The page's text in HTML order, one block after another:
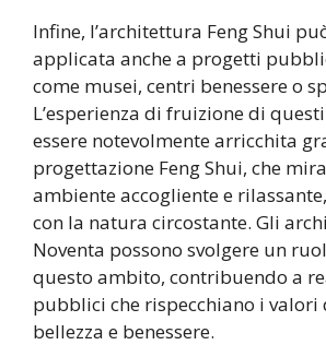
Infine, l’architettura Feng Shui
applicata anche a progetti
come musei, centri benessere o
L’esperienza di fruizione di
essere notevolmente arricchita
progettazione Feng Shui, che
ambiente accogliente e
con la natura circostante. Gli
Noventa possono svolgere un
questo ambito, contribuendo a
pubblici che rispecchiano i
bellezza e benessere.